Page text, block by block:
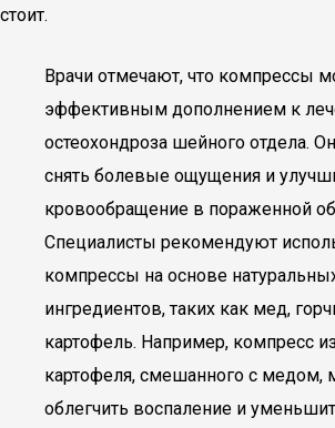
стоит.
Врачи отмечают, что компрессы
эффективным дополнением к
остеохондроза шейного отдела.
снять болевые ощущения и
кровообращение в пораженной
Специалисты рекомендуют
компрессы на основе
ингредиентов, таких как мед,
картофель. Например, компресс
картофеля, смешанного с медом,
облегчить воспаление и